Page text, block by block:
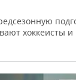
хоккеисты